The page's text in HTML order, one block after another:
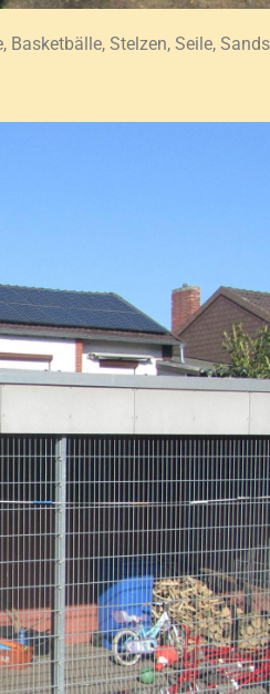
Stelzen, Seile,